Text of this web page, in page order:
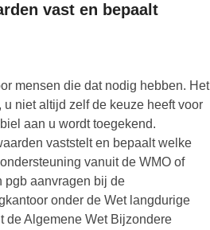
vast en bepaalt
mensen die dat nodig hebben. Het
niet altijd zelf de keuze heeft voor
aan u wordt toegekend.
vaststelt en bepaalt welke
vanuit de WMO of
pgb aanvragen bij de
onder de Wet langdurige
de Algemene Wet Bijzondere